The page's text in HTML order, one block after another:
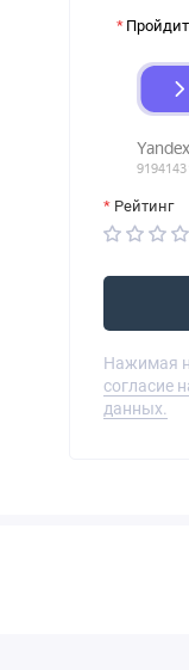
Рейтинг
Нажимая
согласие
данных.